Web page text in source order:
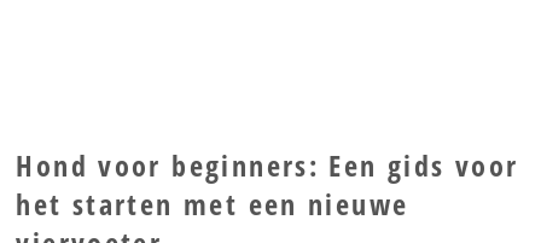
Hond voor beginners: Een gids voor
het starten met een nieuwe